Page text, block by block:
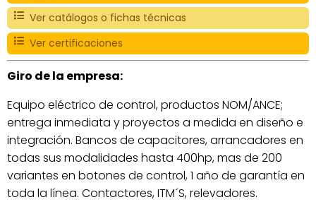
Ver catálogos o fichas técnicas
Ver certificaciones
Giro de la empresa:
Equipo eléctrico de control, productos NOM/ANCE;
entrega inmediata y proyectos a medida en diseño e
integración. Bancos de capacitores, arrancadores en
todas sus modalidades hasta 400hp, mas de 200
variantes en botones de control, 1 año de garantía en
toda la línea. Contactores, ITM´S, relevadores.